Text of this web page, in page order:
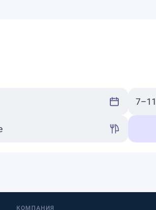
КОМПАНИЯ